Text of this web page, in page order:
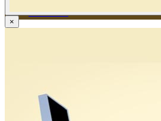
ติดต่อเรา
×